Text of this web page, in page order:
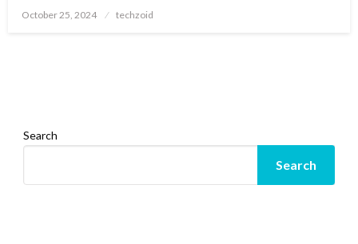
Posted
October 25, 2024 techzoid
Search
Search